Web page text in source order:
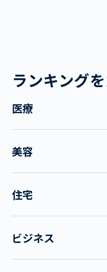
ランキング
医療
美容
住宅
ビジネス